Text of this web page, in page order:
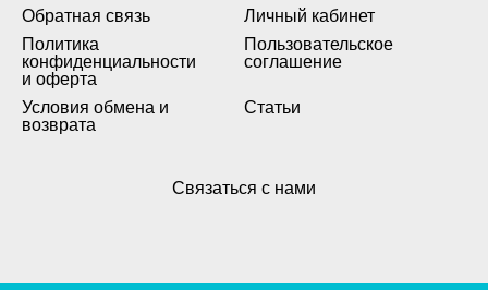
Обратная связь
Личный кабинет
Политика
конфиденциальности
и оферта
Пользовательское
соглашение
Условия обмена и
возврата
Статьи
Связаться с нами